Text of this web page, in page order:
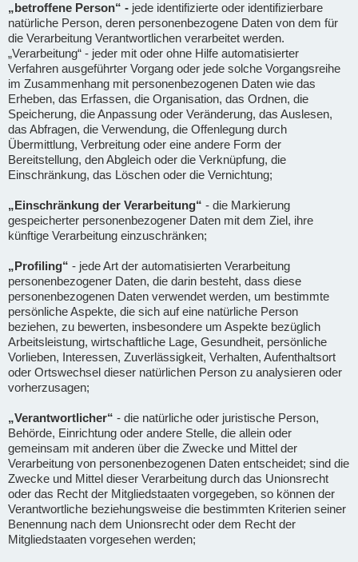
„betroffene Person“ - jede identifizierte oder identifizierbare
natürliche Person, deren personenbezogene Daten von dem für
die Verarbeitung Verantwortlichen verarbeitet werden.
„Verarbeitung“ - jeder mit oder ohne Hilfe automatisierter
Verfahren ausgeführter Vorgang oder jede solche Vorgangsreihe
im Zusammenhang mit personenbezogenen Daten wie das
Erheben, das Erfassen, die Organisation, das Ordnen, die
Speicherung, die Anpassung oder Veränderung, das Auslesen,
das Abfragen, die Verwendung, die Offenlegung durch
Übermittlung, Verbreitung oder eine andere Form der
Bereitstellung, den Abgleich oder die Verknüpfung, die
Einschränkung, das Löschen oder die Vernichtung;
„Einschränkung der Verarbeitung“ - die Markierung
gespeicherter personenbezogener Daten mit dem Ziel, ihre
künftige Verarbeitung einzuschränken;
„Profiling“ - jede Art der automatisierten Verarbeitung
personenbezogener Daten, die darin besteht, dass diese
personenbezogenen Daten verwendet werden, um bestimmte
persönliche Aspekte, die sich auf eine natürliche Person
beziehen, zu bewerten, insbesondere um Aspekte bezüglich
Arbeitsleistung, wirtschaftliche Lage, Gesundheit, persönliche
Vorlieben, Interessen, Zuverlässigkeit, Verhalten, Aufenthaltsort
oder Ortswechsel dieser natürlichen Person zu analysieren oder
vorherzusagen;
„Verantwortlicher“ - die natürliche oder juristische Person,
Behörde, Einrichtung oder andere Stelle, die allein oder
gemeinsam mit anderen über die Zwecke und Mittel der
Verarbeitung von personenbezogenen Daten entscheidet; sind die
Zwecke und Mittel dieser Verarbeitung durch das Unionsrecht
oder das Recht der Mitgliedstaaten vorgegeben, so können der
Verantwortliche beziehungsweise die bestimmten Kriterien seiner
Benennung nach dem Unionsrecht oder dem Recht der
Mitgliedstaaten vorgesehen werden;